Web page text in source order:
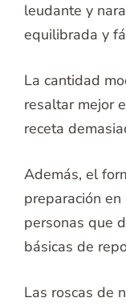
leudante y
equilibrada y
La cantidad
resaltar mejor
receta
Además, el
preparación
personas que
básicas de
Las roscas de